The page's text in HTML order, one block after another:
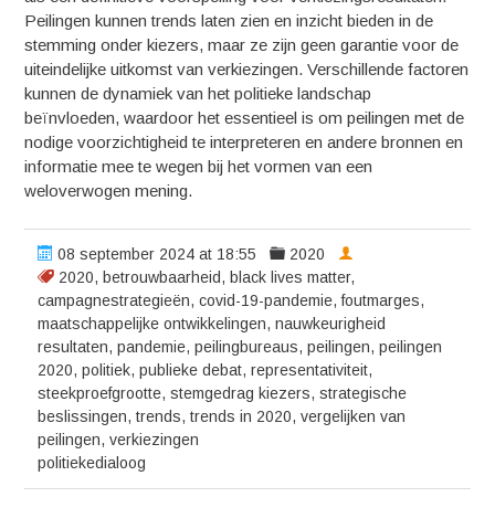
Peilingen kunnen trends laten zien en inzicht bieden in de
stemming onder kiezers, maar ze zijn geen garantie voor de
uiteindelijke uitkomst van verkiezingen. Verschillende factoren
kunnen de dynamiek van het politieke landschap
beïnvloeden, waardoor het essentieel is om peilingen met de
nodige voorzichtigheid te interpreteren en andere bronnen en
informatie mee te wegen bij het vormen van een
weloverwogen mening.
08 september 2024 at 18:55
2020
2020, betrouwbaarheid, black lives matter,
campagnestrategieën,covid-19-pandemie,foutmarges,
maatschappelijke ontwikkelingen,nauwkeurigheid
resultaten,pandemie,peilingbureaus,peilingen,peilingen
2020,politiek,publieke debat,representativiteit,
steekproefgrootte,stemgedrag kiezers,strategische
beslissingen,trends,trends in 2020,vergelijken van
peilingen,verkiezingen
politiekedialoog